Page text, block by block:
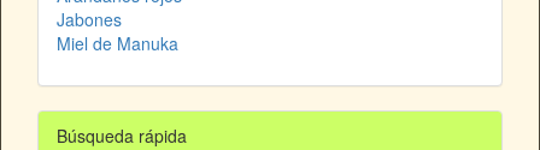
Jabones
Miel de Manuka
Búsqueda rápida